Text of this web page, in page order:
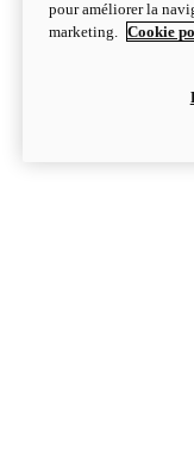
pour améliorer la
marketing.
Cookie